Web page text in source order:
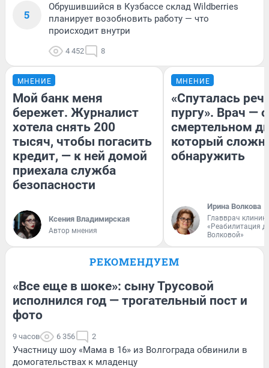
5
Обрушившийся в Кузбассе склад Wildberries
планирует возобновить работу — что
происходит внутри
4 452 8
МНЕНИЕ
Мой банк меня
бережет. Журналист
хотела снять 200
тысяч, чтобы погасить
кредит, — к ней домой
приехала служба
безопасности
Ксения Владимирская
Автор мнения
МНЕНИЕ
«Спуталась
пургу». Врач — о
смертельном
который
обнаружить
Ирина Волкова
Главврач
«Реабилитация
Волковой»
РЕКОМЕНДУЕМ
«Все еще в шоке»: сыну Трусовой
исполнился год — трогательный пост и
фото
9 часов 6 356 2
Участницу шоу «Мама в 16» из Волгограда обвинили в
домогательствах к младенцу